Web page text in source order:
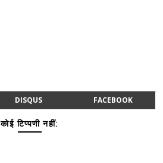
DISQUS FACEBOOK
कोई टिप्पणी नहीं: